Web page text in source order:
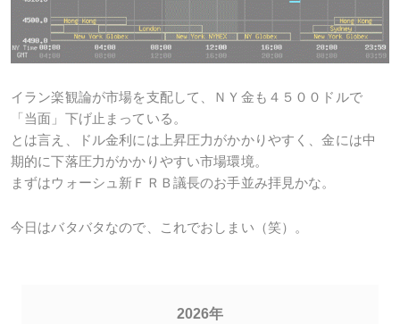
イラン楽観論が市場を支配して、ＮＹ金も４５００ドルで
「当面」下げ止まっている。
とは言え、ドル金利には上昇圧力がかかりやすく、金には中
期的に下落圧力がかかりやすい市場環境。
まずはウォーシュ新ＦＲＢ議長のお手並み拝見かな。
今日はバタバタなので、これでおしまい（笑）。
2026年